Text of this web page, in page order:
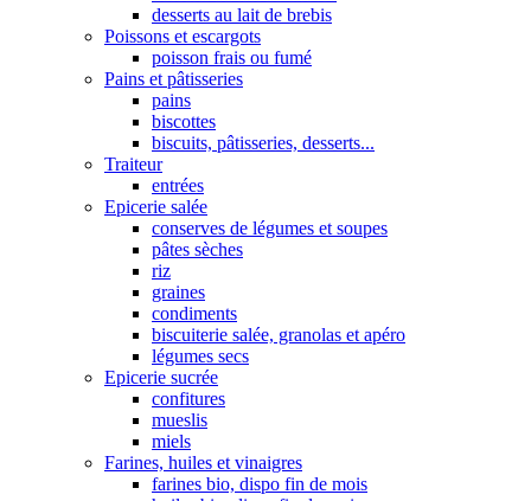
desserts au lait de brebis
Poissons et escargots
poisson frais ou fumé
Pains et pâtisseries
pains
biscottes
biscuits, pâtisseries, desserts...
Traiteur
entrées
Epicerie salée
conserves de légumes et soupes
pâtes sèches
riz
graines
condiments
biscuiterie salée, granolas et apéro
légumes secs
Epicerie sucrée
confitures
mueslis
miels
Farines, huiles et vinaigres
farines bio, dispo fin de mois